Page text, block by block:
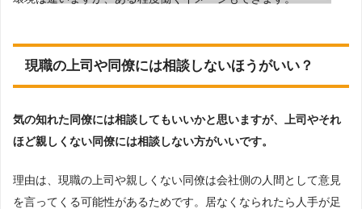
現職の上司や同僚には相談しないほうがいい？
気の知れた同僚には相談してもいいかと思いますが、上司やそれ
ほど親しくない同僚には相談しない方がいいです。
理由は、現職の上司や親しくない同僚は会社側の人間として意見
を言ってくる可能性があるためです。居なくなられたら人手が足